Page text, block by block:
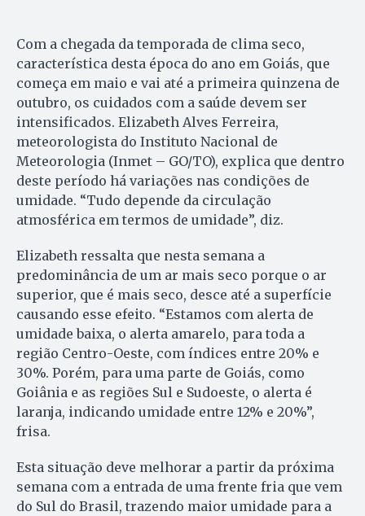
Com a chegada da temporada de clima seco,
característica desta época do ano em Goiás, que
começa em maio e vai até a primeira quinzena de
outubro, os cuidados com a saúde devem ser
intensificados. Elizabeth Alves Ferreira,
meteorologista do Instituto Nacional de
Meteorologia (Inmet – GO/TO), explica que dentro
deste período há variações nas condições de
umidade. “Tudo depende da circulação
atmosférica em termos de umidade”, diz.
Elizabeth ressalta que nesta semana a
predominância de um ar mais seco porque o ar
superior, que é mais seco, desce até a superfície
causando esse efeito. “Estamos com alerta de
umidade baixa, o alerta amarelo, para toda a
região Centro-Oeste, com índices entre 20% e
30%. Porém, para uma parte de Goiás, como
Goiânia e as regiões Sul e Sudoeste, o alerta é
laranja, indicando umidade entre 12% e 20%”,
frisa.
Esta situação deve melhorar a partir da próxima
semana com a entrada de uma frente fria que vem
do Sul do Brasil, trazendo maior umidade para a